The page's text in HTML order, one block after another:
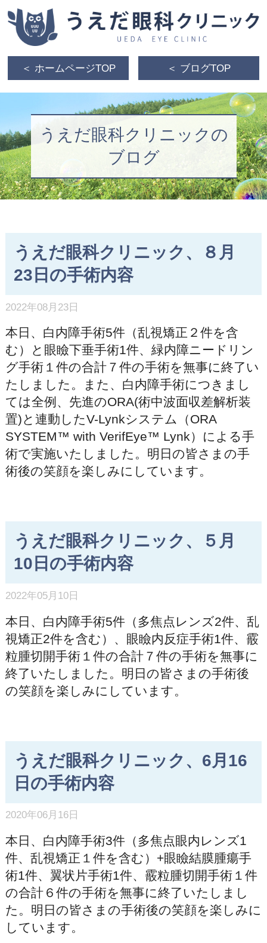
＜ ホームページTOP ＜ ブログTOP
うえだ眼科クリニックの
ブログ
うえだ眼科クリニック、８月
23日の手術内容
2022年08月23日
本日、白内障手術5件（乱視矯正２件を含
む）と眼瞼下垂手術1件、緑内障ニードリン
グ手術１件の合計７件の手術を無事に終了い
たしました。また、白内障手術につきまし
ては全例、先進のORA(術中波面収差解析装
置)と連動したV-Lynkシステム（ORA
SYSTEM™ with VerifEye™ Lynk）による手
術で実施いたしました。明日の皆さまの手
術後の笑顔を楽しみにしています。
うえだ眼科クリニック、５月
10日の手術内容
2022年05月10日
本日、白内障手術5件（多焦点レンズ2件、乱
視矯正2件を含む）、眼瞼内反症手術1件、霰
粒腫切開手術１件の合計７件の手術を無事に
終了いたしました。明日の皆さまの手術後
の笑顔を楽しみにしています。
うえだ眼科クリニック、6月16
日の手術内容
2020年06月16日
本日、白内障手術3件（多焦点眼内レンズ1
件、乱視矯正１件を含む）+眼瞼結膜腫瘍手
術1件、翼状片手術1件、霰粒腫切開手術１件
の合計６件の手術を無事に終了いたしまし
た。明日の皆さまの手術後の笑顔を楽しみに
しています。